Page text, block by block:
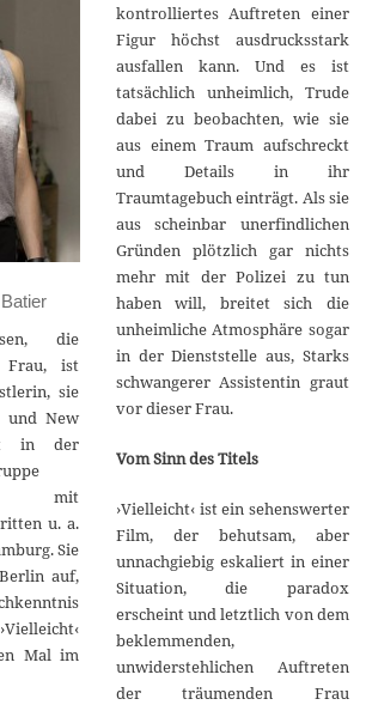
die
Frau, ist
sie
und New
in der
mit
u. a.
Sie
auf,
Mal im
kontrolliertes Auftreten einer
Figur höchst ausdrucksstark
ausfallen kann. Und es ist
tatsächlich unheimlich, Trude
dabei zu beobachten, wie sie
aus einem Traum aufschreckt
und Details in ihr
Traumtagebuch einträgt. Als sie
aus scheinbar unerfindlichen
Gründen plötzlich gar nichts
mehr mit der Polizei zu tun
haben will, breitet sich die
unheimliche Atmosphäre sogar
in der Dienststelle aus, Starks
schwangerer Assistentin graut
vor dieser Frau.
Vom Sinn des Titels
›Vielleicht‹ ist ein sehenswerter
Film, der behutsam, aber
unnachgiebig eskaliert in einer
Situation, die paradox
erscheint und letztlich von dem
beklemmenden,
unwiderstehlichen Auftreten
der träumenden Frau